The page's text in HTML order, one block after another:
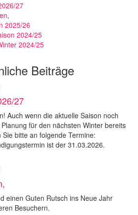
27
2025/26
2024/25
2024/25
Beiträge
27
Auch wenn die aktuelle Saison noch
für den nächsten Winter bereits
bitte an folgende Termine:
ist der 31.03.2026.
einen Guten Rutsch ins Neue Jahr
Besuchern.